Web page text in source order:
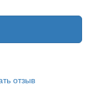
отзыв